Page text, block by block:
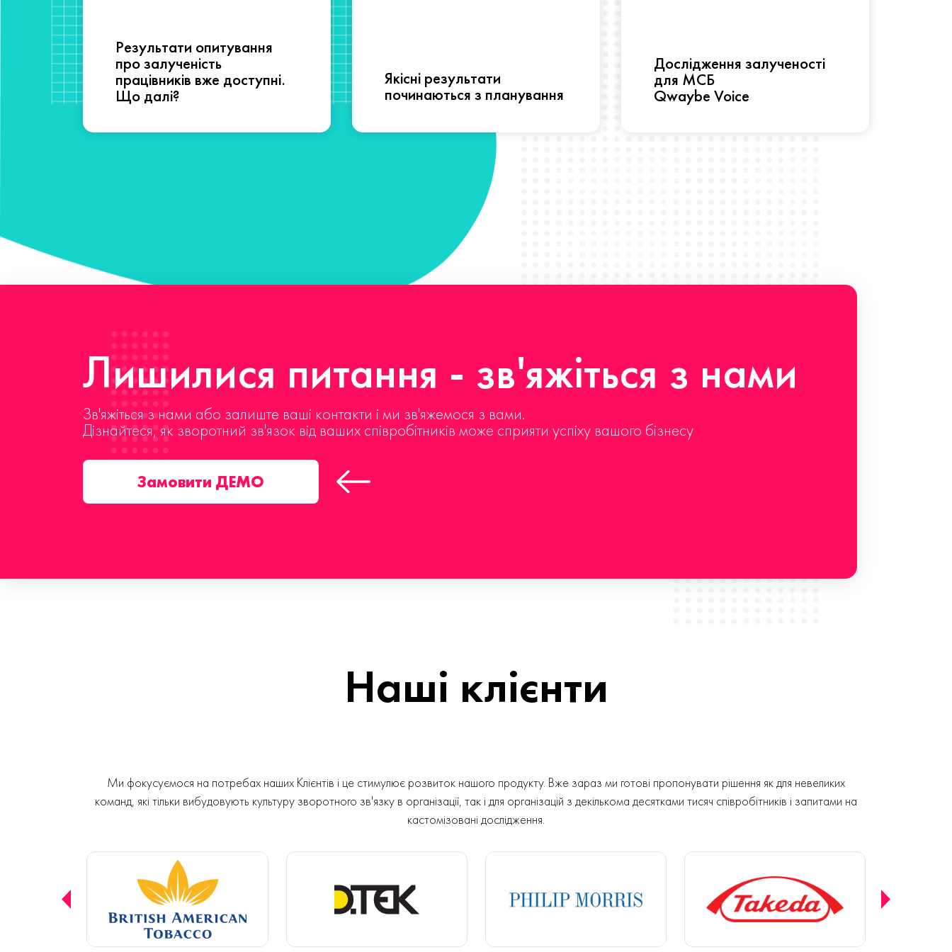
Результати опитування
про залученість
працівників вже доступні.
Що далі?
Якісні результати
починаються з планування
Дослідження залученості
для МСБ
Qwaybe Voice
Лишилися питання - зв'яжіться з нами
Зв'яжіться з нами або залиште ваші контакти і ми зв'яжемося з вами.
Дізнайтеся, як зворотний зв'язок від ваших співробітників може сприяти успіху вашого бізнесу
Замовити ДЕМО
Наші клієнти
Ми фокусуємося на потребах наших Клієнтів і це стимулює розвиток нашого продукту. Вже зараз ми готові пропонувати рішення як для невеликих
команд, які тільки вибудовують культуру зворотного зв'язку в організації, так і для організацій з декількома десятками тисяч співробітників і запитами на
кастомізовані дослідження.